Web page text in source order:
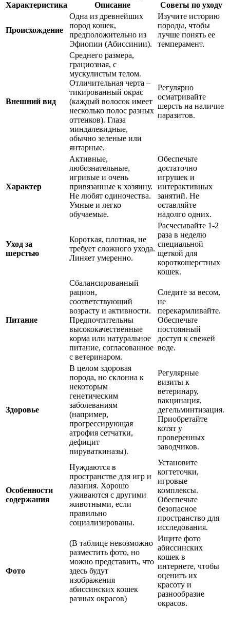
Характеристика
Описание Советы по уходу
Происхождение
Одна из древнейших
пород кошек,
предположительно из
Эфиопии (Абиссинии).
Изучите историю
породы, чтобы
лучше понять ее
темперамент.
Внешний вид
Среднего размера,
грациозная, с
мускулистым телом.
Отличительная черта –
тикированный окрас
(каждый волосок имеет
несколько полос разных
оттенков). Глаза
миндалевидные,
обычно зеленые или
янтарные.
Регулярно
осматривайте
шерсть на наличие
паразитов.
Характер
Активные,
любознательные,
игривые и очень
привязанные к хозяину.
Не любят одиночества.
Умные и легко
обучаемые.
Обеспечьте
достаточно
игрушек и
интерактивных
занятий. Не
оставляйте
надолго одних.
Уход за
шерстью
Короткая, плотная, не
требует сложного ухода.
Линяет умеренно.
Расчесывайте 1-2
раза в неделю
специальной
щеткой для
короткошерстных
кошек.
Питание
Сбалансированный
рацион,
соответствующий
возрасту и активности.
Предпочтительны
высококачественные
корма или натуральное
питание, согласованное
с ветеринаром.
Следите за весом,
не
перекармливайте.
Обеспечьте
постоянный
доступ к свежей
воде.
Здоровье
В целом здоровая
порода, но склонна к
некоторым
генетическим
заболеваниям
(например,
прогрессирующая
атрофия сетчатки,
дефицит
пируваткиназы).
Регулярные
визиты к
ветеринару,
вакцинация,
дегельминтизация.
Приобретайте
котят у
проверенных
заводчиков.
Особенности
содержания
Нуждаются в
пространстве для игр и
лазания. Хорошо
уживаются с другими
животными, если
правильно
социализированы.
Установите
когтеточки,
игровые
комплексы.
Обеспечьте
безопасное
пространство для
исследования.
Фото
(В таблице невозможно
разместить фото, но
можно представить, что
здесь будут
изображения
абиссинских кошек
разных окрасов)
Ищите фото
абиссинских
кошек в
интернете, чтобы
оценить их
красоту и
разнообразие
окрасов.